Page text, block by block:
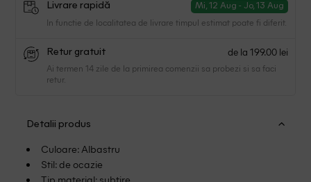
Livrare rapidă Mi, 12 Aug - Jo, 13 Aug
In functie de localitatea de livrare timpul estimat poate fi diferit.
Retur gratuit de la 199.00 lei
Ai termen 14 zile de la primirea comenzii sa probezi si sa faci
retur.
Detalii produs
Culoare: Albastru
Stil: de ocazie